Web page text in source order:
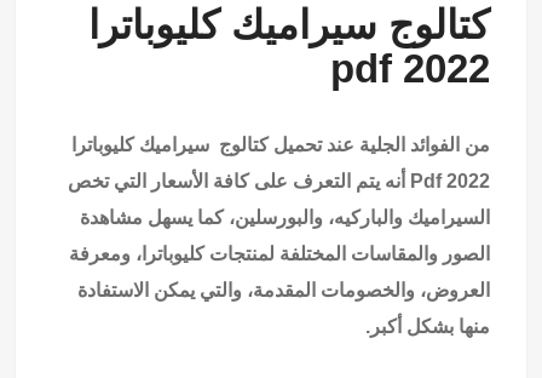
كتالوج سيراميك كليوباترا
2022 pdf
من الفوائد الجلية عند تحميل كتالوج سيراميك كليوباترا
2022 Pdf أنه يتم التعرف على كافة الأسعار التي تخص
السيراميك والباركيه، والبورسلين، كما يسهل مشاهدة
الصور والمقاسات المختلفة لمنتجات كليوباترا، ومعرفة
العروض، والخصومات المقدمة، والتي يمكن الاستفادة
منها بشكل أكبر.